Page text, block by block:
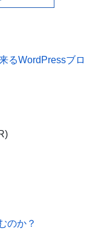
るWordPressブロ
のか？